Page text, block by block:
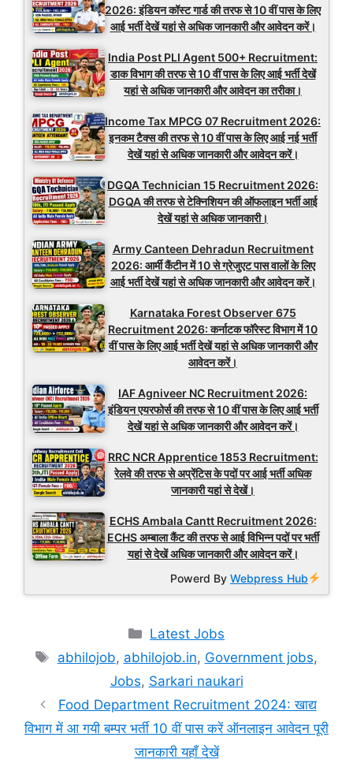
2026: इंडियन कॉस्ट गार्ड की तरफ से 10 वीं पास के लिए
आई भर्ती देखें यहां से अधिक जानकारी और आवेदन करें।
India Post PLI Agent 500+ Recruitment:
डाक विभाग की तरफ से 10 वीं पास के लिए आई भर्ती देखें
यहां से अधिक जानकारी और आवेदन का तरीका।
Income Tax MPCG 07 Recruitment 2026:
इनकम टैक्स की तरफ से 10 वीं पास के लिए आई नई भर्ती
देखें यहां से अधिक जानकारी और आवेदन करें।
DGQA Technician 15 Recruitment 2026:
DGQA की तरफ से टेक्निशियन की ऑफलाइन भर्ती आई
देखें यहां से अधिक जानकारी।
Army Canteen Dehradun Recruitment
2026: आर्मी कैंटीन में 10 से ग्रेजुएट पास वालों के लिए
आई भर्ती देखें यहां से अधिक जानकारी और आवेदन करें।
Karnataka Forest Observer 675
Recruitment 2026: कर्नाटक फॉरेस्ट विभाग में 10
वीं पास के लिए आई भर्ती देखें यहां से अधिक जानकारी और
आवेदन करें।
IAF Agniveer NC Recruitment 2026:
इंडियन एयरफोर्स की तरफ से 10 वीं पास के लिए आई भर्ती
देखें यहां से अधिक जानकारी और आवेदन करें।
RRC NCR Apprentice 1853 Recruitment:
रेलवे की तरफ से अप्रेंटिस के पदों पर आई भर्ती अधिक
जानकारी यहां से देखें।
ECHS Ambala Cantt Recruitment 2026:
ECHS अम्बाला कैंट की तरफ से आई विभिन्न पदों पर भर्ती
यहां से देखें अधिक जानकारी और आवेदन करें।
Powerd ByWebpress Hub
Categories
Latest Jobs
Tags
abhilojob, abhilojob.in, Government jobs,
Jobs, Sarkari naukari
Food Department Recruitment 2024: खाद्य
विभाग में आ गयी बम्पर भर्ती 10 वीं पास करें ऑनलाइन आवेदन पूरी
जानकारी यहाँ देखें